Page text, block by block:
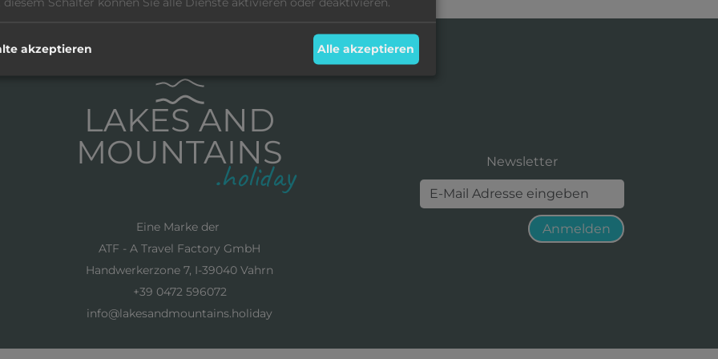
LAKES AND
MOUNTAINS
Eine Marke der
ATF - A Travel Factory GmbH
Handwerkerzone 7, I-39040 Vahrn
+39 0472 596072
info@lakesandmountains.holiday
Newsletter
Anmelden
akzeptieren Alle akzeptieren